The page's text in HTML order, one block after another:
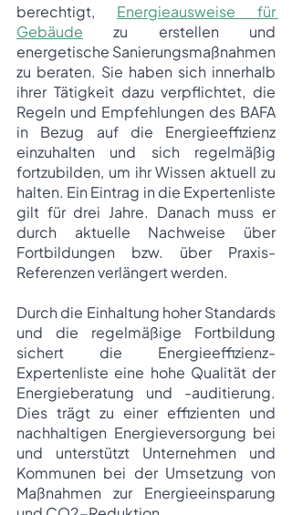
berechtigt, Energieausweise für
Gebäude zu erstellen und
energetische Sanierungsmaßnahmen
zu beraten. Sie haben sich innerhalb
ihrer Tätigkeit dazu verpflichtet, die
Regeln und Empfehlungen des BAFA
in Bezug auf die Energieeffizienz
einzuhalten und sich regelmäßig
fortzubilden, um ihr Wissen aktuell zu
halten. Ein Eintrag in die Expertenliste
gilt für drei Jahre. Danach muss er
durch aktuelle Nachweise über
Fortbildungen bzw. über Praxis-
Referenzen verlängert werden.
Durch die Einhaltung hoher Standards
und die regelmäßige Fortbildung
sichert die Energieeffizienz-
Expertenliste eine hohe Qualität der
Energieberatung und -auditierung.
Dies trägt zu einer effizienten und
nachhaltigen Energieversorgung bei
und unterstützt Unternehmen und
Kommunen bei der Umsetzung von
Maßnahmen zur Energieeinsparung